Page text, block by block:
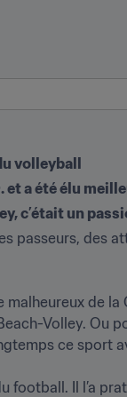
volleyball
et a été élu
c’était un
passeurs, des
de
Volley. Ou
ce sport
football. Il l’a